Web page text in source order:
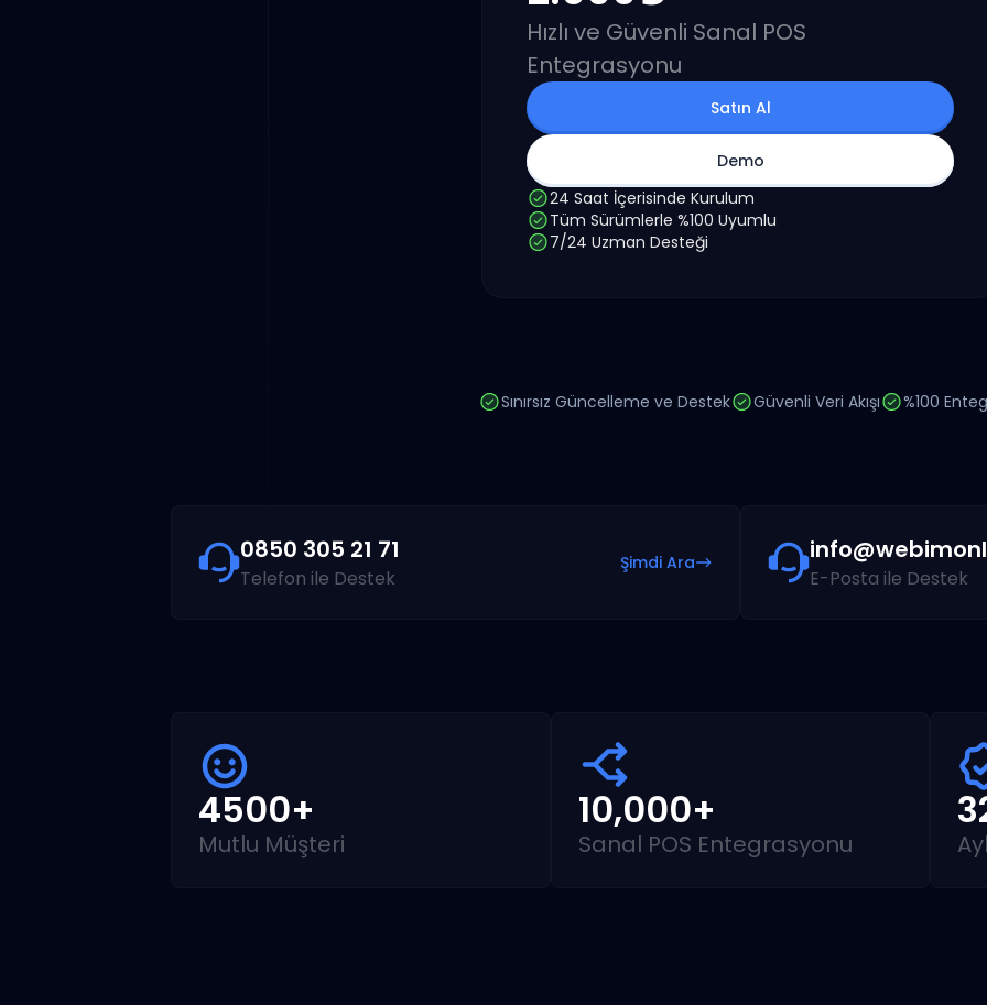
Hızlı ve Güvenli Sanal POS
Entegrasyonu
Satın Al
Demo
24 Saat İçerisinde Kurulum
Tüm Sürümlerle %100 Uyumlu
7/24 Uzman Desteği
Sınırsız Güncelleme ve Destek Güvenli Veri Akışı %100
0850 305 21 71
Telefon ile Destek
Şimdi Ara
E-Posta ile Destek
4500+
Mutlu Müşteri
10,000+
Sanal POS Entegrasyonu